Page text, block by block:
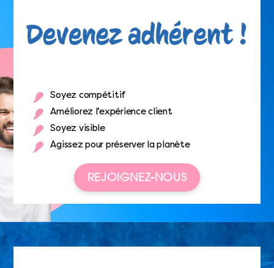
Soyez compétitif
Améliorez l’expérience client
Soyez visible
Agissez pour préserver la planète
REJOIGNEZ-NOUS